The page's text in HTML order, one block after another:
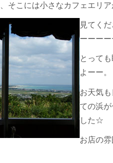
そこには小さなカフェエリア
見てく
ーーー
とって
よーー。
お天気
ての浜
した☆
お店の